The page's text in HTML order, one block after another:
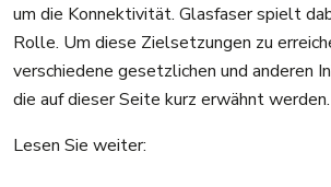
um die Konnektivität. Glasfaser spielt
Rolle. Um diese Zielsetzungen zu
verschiedene gesetzlichen und anderen
die auf dieser Seite kurz erwähnt werden.
Lesen Sie weiter: